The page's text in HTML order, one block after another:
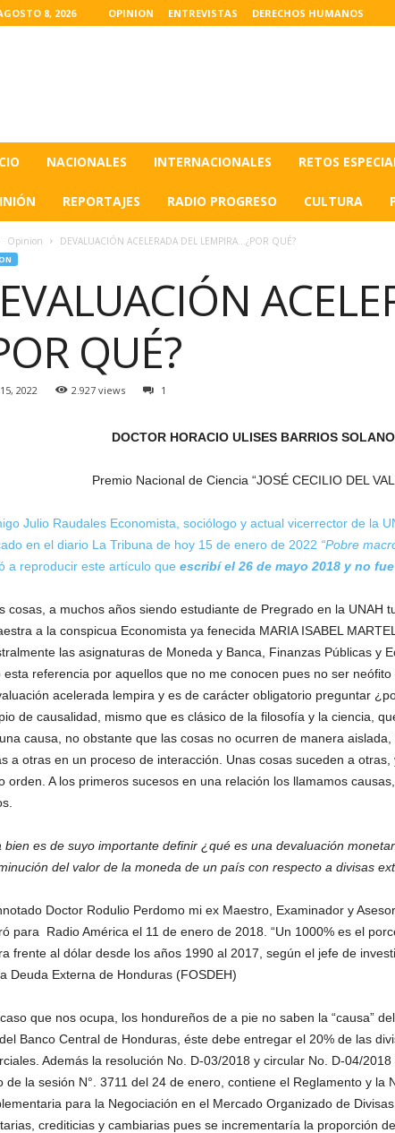
8, 2026 OPINION ENTREVISTAS DERECHOS HUMANOS
NACIONALES INTERNACIONALES RETOS
REPORTAJES RADIO PROGRESO CULTURA
Opinion DEVALUACIÓN ACELERADA DEL LEMPIRA…¿POR QUÉ?
QUÉ?
2022 2.927 views 1
DOCTOR HORACIO ULISES BARRIOS SOLANO
Premio Nacional de Ciencia “JOSÉ CECILIO DEL
Julio Raudales Economista, sociólogo y actual vicerrector de la
en el diario La Tribuna de hoy 15 de enero de 2022 “Pobre
a reproducir este artículo que escribí el 26 de mayo 2018 y no
cosas, a muchos años siendo estudiante de Pregrado en la UNAH
a la conspicua Economista ya fenecida MARIA ISABEL
las asignaturas de Moneda y Banca, Finanzas Públicas y
esta referencia por aquellos que no me conocen pues no ser
acelerada lempira y es de carácter obligatorio preguntar
de causalidad, mismo que es clásico de la filosofía y la ciencia,
causa, no obstante que las cosas no ocurren de manera
a otras en un proceso de interacción. Unas cosas suceden a
orden. A los primeros sucesos en una relación los llamamos
bien es de suyo importante definir ¿qué es una devaluación
del valor de la moneda de un país con respecto a divisas
Doctor Rodulio Perdomo mi ex Maestro, Examinador y
para Radio América el 11 de enero de 2018. “Un 1000% es el
frente al dólar desde los años 1990 al 2017, según el jefe de
Deuda Externa de Honduras (FOSDEH)
que nos ocupa, los hondureños de a pie no saben la “causa”
Banco Central de Honduras, éste debe entregar el 20% de las
Además la resolución No. D-03/2018 y circular No. D-04/
de la sesión N°. 3711 del 24 de enero, contiene el Reglamento y la
para la Negociación en el Mercado Organizado de
crediticias y cambiarias pues se incrementaría la proporción